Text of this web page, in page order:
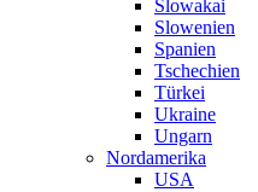
Slowakai
Slowenien
Spanien
Tschechien
Türkei
Ukraine
Ungarn
Nordamerika
USA